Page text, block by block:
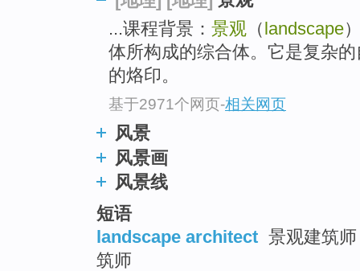
...课程背景： 景观 （ landscape
体所构成的综合体。它是复杂
的烙印。
基于2971个网页-相关网页
风景
风景画
风景线
短语
landscape architect 景观建筑
筑师